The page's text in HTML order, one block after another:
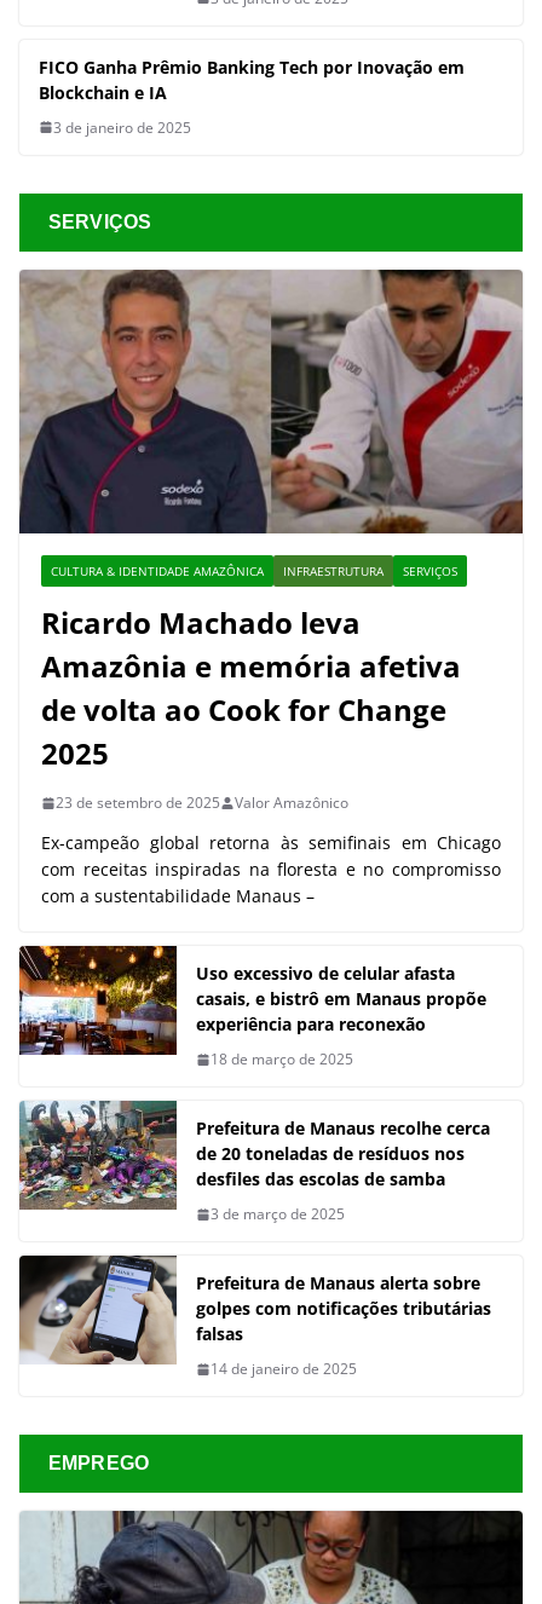
FICO Ganha Prêmio Banking Tech por Inovação em
Blockchain e IA
3 de janeiro de 2025
SERVIÇOS
CULTURA & IDENTIDADE AMAZÔNICA INFRAESTRUTURA SERVIÇOS
Ricardo Machado leva
Amazônia e memória afetiva
de volta ao Cook for Change
2025
23 de setembro de 2025 Valor Amazônico
Ex-campeão global retorna às semifinais em Chicago
com receitas inspiradas na floresta e no compromisso
com a sustentabilidade Manaus –
Uso excessivo de celular afasta
casais, e bistrô em Manaus propõe
experiência para reconexão
18 de março de 2025
Prefeitura de Manaus recolhe cerca
de 20 toneladas de resíduos nos
desfiles das escolas de samba
3 de março de 2025
Prefeitura de Manaus alerta sobre
golpes com notificações tributárias
falsas
14 de janeiro de 2025
EMPREGO